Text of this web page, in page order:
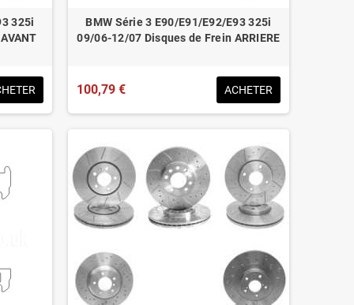
325i
BMW Série 3 E90/E91/E92/E93 325i
09/06-12/07 Disques de Frein ARRIERE
100,79 € ACHETER